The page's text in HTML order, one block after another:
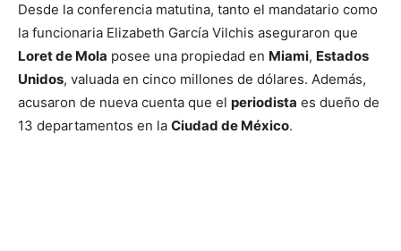
Desde la conferencia matutina, tanto el mandatario como
la funcionaria Elizabeth García Vilchis aseguraron que
Loret de Mola posee una propiedad en Miami, Estados
Unidos, valuada en cinco millones de dólares. Además,
acusaron de nueva cuenta que el periodista es dueño de
13 departamentos en la Ciudad de México.